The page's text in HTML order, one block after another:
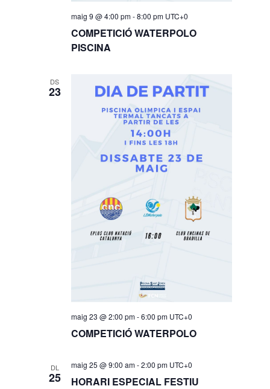
COMPETICIÓ WATERPOLO
PISCINA
maig 9 @ 4:00 pm-8:00 pm UTC+0
DS
23
COMPETICIÓ WATERPOLO
maig 23 @ 2:00 pm-6:00 pm UTC+0
DL
25 HORARI ESPECIAL FESTIU
maig 25 @ 9:00 am-2:00 pm UTC+0